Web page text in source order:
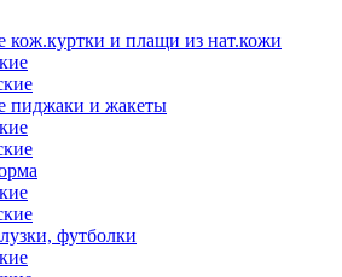
и плащи из нат.кожи
пиджаки и жакеты
футболки